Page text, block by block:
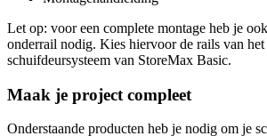
Let op: voor een complete montage heb je
onderrail nodig. Kies hiervoor de rails van
schuifdeursysteem van StoreMax Basic.
Maak je project compleet
Onderstaande producten heb je nodig om je